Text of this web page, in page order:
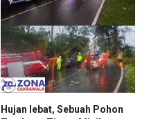
Hujan lebat, Sebuah Pohon